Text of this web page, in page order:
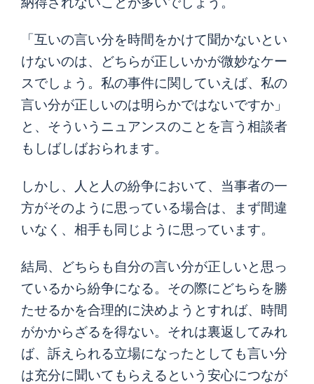
「互いの言い分を時間をかけて聞かないとい
けないのは、どちらが正しいかが微妙なケー
スでしょう。私の事件に関していえば、私の
言い分が正しいのは明らかではないですか」
と、そういうニュアンスのことを言う相談者
もしばしばおられます。
しかし、人と人の紛争において、当事者の一
方がそのように思っている場合は、まず間違
いなく、相手も同じように思っています。
結局、どちらも自分の言い分が正しいと思っ
ているから紛争になる。その際にどちらを勝
たせるかを合理的に決めようとすれば、時間
がかからざるを得ない。それは裏返してみれ
ば、訴えられる立場になったとしても言い分
は充分に聞いてもらえるという安心につなが